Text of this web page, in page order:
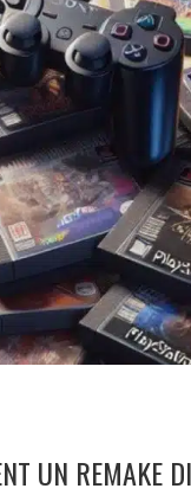
UN REMAKE